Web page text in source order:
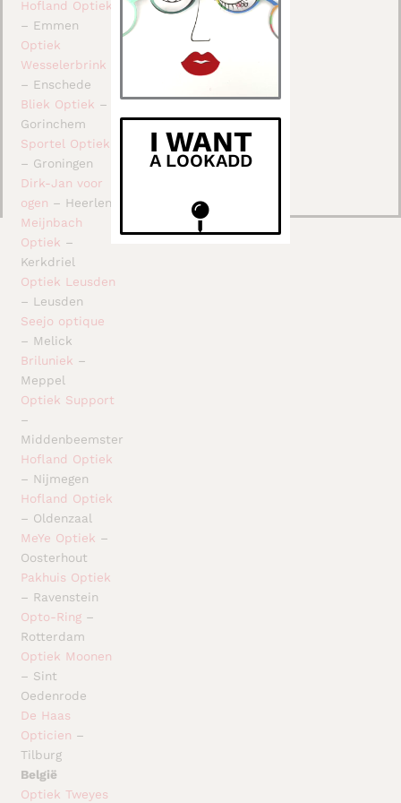
Hofland Optiek
– Emmen
Optiek
Wesselerbrink
– Enschede
Bliek Optiek –
Gorinchem
Sportel Optiek
– Groningen
Dirk-Jan voor
ogen – Heerlen
Meijnbach
Optiek –
Kerkdriel
Optiek Leusden
– Leusden
Seejo optique
– Melick
Briluniek –
Meppel
Optiek Support
–
Middenbeemster
Hofland Optiek
– Nijmegen
Hofland Optiek
– Oldenzaal
MeYe Optiek –
Oosterhout
Pakhuis Optiek
– Ravenstein
Opto-Ring –
Rotterdam
Optiek Moonen
– Sint
Oedenrode
De Haas
Opticien –
Tilburg
België
Optiek Tweyes
I WANT
A LOOKADD